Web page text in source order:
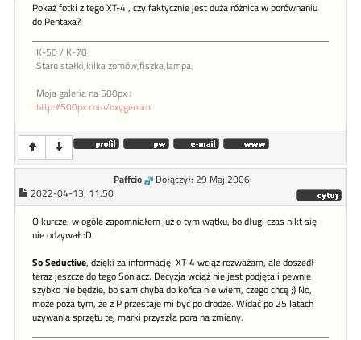
Pokaż fotki z tego XT-4 , czy faktycznie jest duża różnica w porównaniu
do Pentaxa?
K-50 / K-70
Stare stałki,kilka zomów,fiszka,lampa.
Moja galeria na 500px :
http://500px.com/oxygenum
Paffcio
Dołączył: 29 Maj 2006
2022-04-13, 11:50
O kurcze, w ogóle zapomniałem już o tym wątku, bo długi czas nikt się
nie odzywał :D
So Seductive, dzięki za informację! XT-4 wciąż rozważam, ale doszedł
teraz jeszcze do tego Soniacz. Decyzja wciąż nie jest podjęta i pewnie
szybko nie będzie, bo sam chyba do końca nie wiem, czego chcę ;) No,
może poza tym, że z P przestaje mi być po drodze. Widać po 25 latach
używania sprzętu tej marki przyszła pora na zmiany.